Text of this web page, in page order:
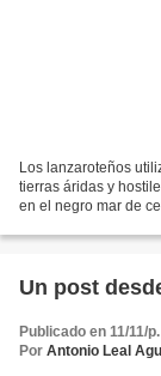
Los lanzaroteños
tierras áridas y
en el negro mar de
Publicado en 11/11/
Por Antonio Leal